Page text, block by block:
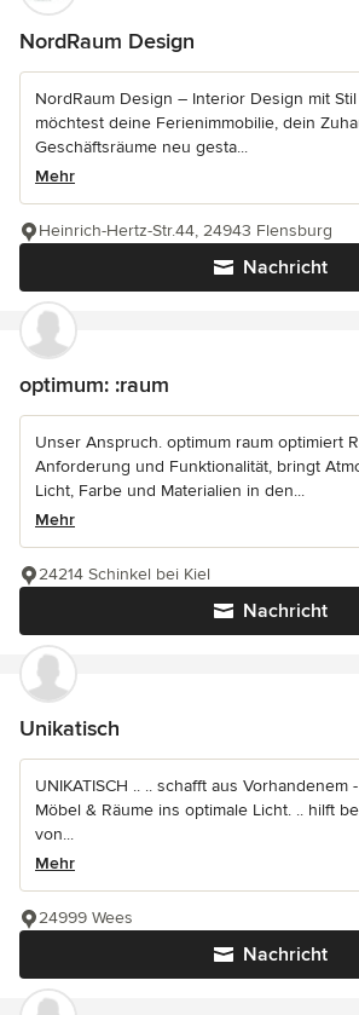
NordRaum Design
NordRaum Design – Interior Design mit
möchtest deine Ferienimmobilie, dein
Geschäftsräume neu gesta...
Mehr
Nachricht
Heinrich-Hertz-Str.44, 24943 Flensburg
optimum: :raum
Unser Anspruch. optimum raum optimiert
Anforderung und Funktionalität, bringt
Licht, Farbe und Materialien in den...
Mehr
Nachricht
24214 Schinkel bei Kiel
Unikatisch
UNIKATISCH .. .. schafft aus Vorhandenem
Möbel & Räume ins optimale Licht. .. hilft
von...
Mehr
Nachricht
24999 Wees